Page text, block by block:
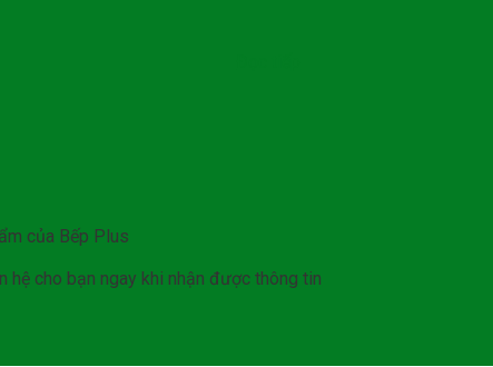
của Bếp Plus
hệ cho bạn ngay khi nhận được thông tin